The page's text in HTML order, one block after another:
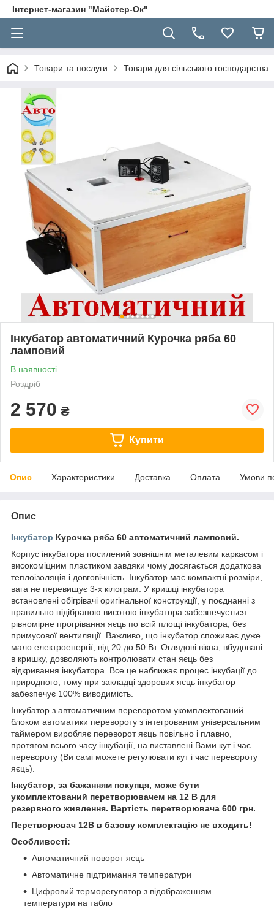
Інтернет-магазин "Майстер-Ок"
Товари та послуги Товари для сільського господарства
Інкубатор автоматичний Курочка ряба 60
ламповий
В наявності
Роздріб
2 570 ₴
Купити
Опис Характеристики Доставка Оплата Умови
Опис
Інкубатор Курочка ряба 60 автоматичний ламповий.
Корпус інкубатора посилений зовнішнім металевим каркасом і
високоміцним пластиком завдяки чому досягається додаткова
теплоізоляція і довговічність. Інкубатор має компактні розміри,
вага не перевищує 3-х кілограм. У кришці інкубатора
встановлені обігрівачі оригінальної конструкції, у поєднанні з
правильно підібраною висотою інкубатора забезпечується
рівномірне прогрівання яєць по всій площі інкубатора, без
примусової вентиляції. Важливо, що інкубатор споживає дуже
мало електроенергії, від 20 до 50 Вт. Оглядові вікна, вбудовані
в кришку, дозволяють контролювати стан яєць без
відкривання інкубатора. Все це наближає процес інкубації до
природного, тому при закладці здорових яєць інкубатор
забезпечує 100% виводимість.
Інкубатор з автоматичним переворотом укомплектований
блоком автоматики перевороту з інтегрованим універсальним
таймером виробляє переворот яєць повільно і плавно,
протягом всього часу інкубації, на виставлені Вами кут і час
перевороту (Ви самі можете регулювати кут і час перевороту
яєць).
Інкубатор, за бажанням покупця, може бути
укомплектований перетворювачем на 12 В для
резервного живлення. Вартість перетворювача 600 грн.
Перетворювач 12В в базову комплектацію не входить!
Особливості:
Автоматичний поворот яєць
Автоматичне підтримання температури
Цифровий терморегулятор з відображенням
температури на табло